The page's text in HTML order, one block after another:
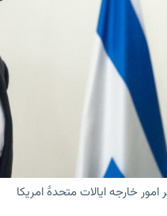
امور خارجه ایالات متحدۀ امریکا